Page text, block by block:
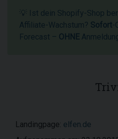
💡 Ist dein Shopify-Shop
Affiliate-Wachstum? Sofort-
Forecast – OHNE
Landingpage: elfen.de